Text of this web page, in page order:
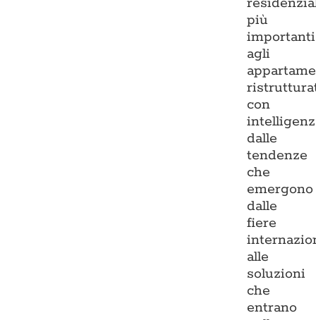
più
importanti
agli
con
dalle
tendenze
che
emergono
dalle
fiere
alle
soluzioni
che
entrano